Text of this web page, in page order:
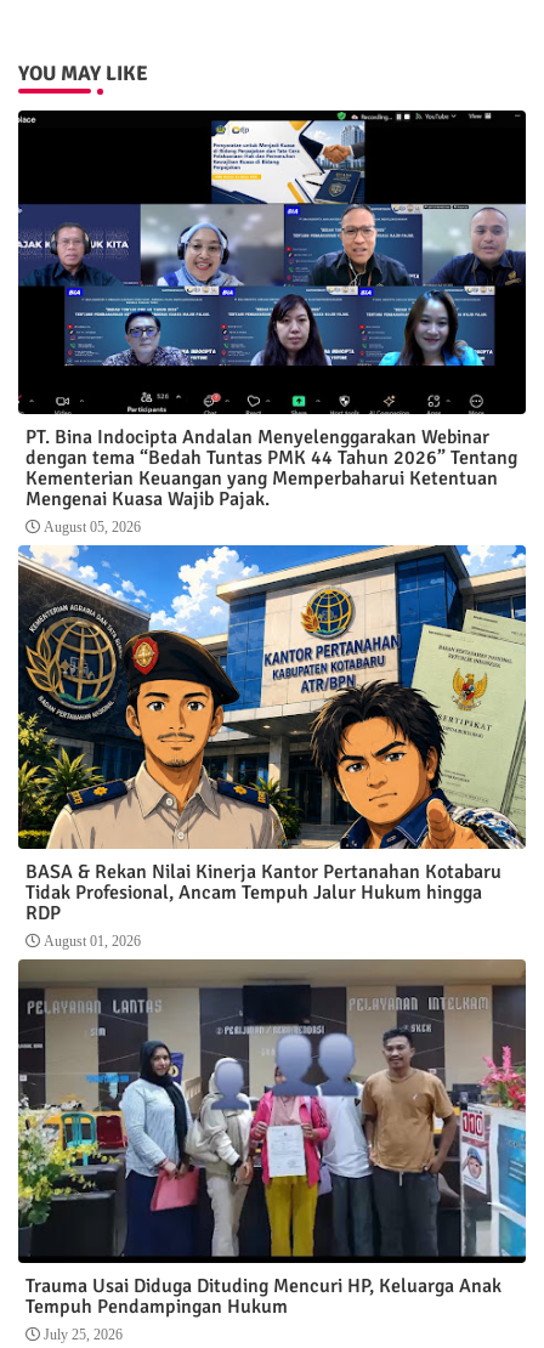
YOU MAY LIKE
PT. Bina Indocipta Andalan Menyelenggarakan Webinar
dengan tema “Bedah Tuntas PMK 44 Tahun 2026” Tentang
Kementerian Keuangan yang Memperbaharui Ketentuan
Mengenai Kuasa Wajib Pajak.
August 05, 2026
BASA & Rekan Nilai Kinerja Kantor Pertanahan Kotabaru
Tidak Profesional, Ancam Tempuh Jalur Hukum hingga
RDP
August 01, 2026
Trauma Usai Diduga Dituding Mencuri HP, Keluarga Anak
Tempuh Pendampingan Hukum
July 25, 2026